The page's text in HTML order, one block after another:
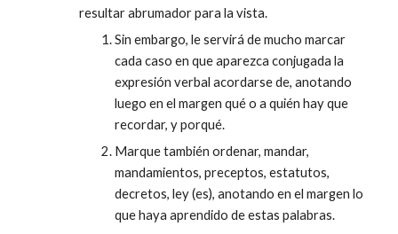
resultar abrumador para la vista.
Sin embargo, le servirá de mucho marcar
cada caso en que aparezca conjugada la
expresión verbal acordarse de, anotando
luego en el margen qué o a quién hay que
recordar, y porqué.
Marque también ordenar, mandar,
mandamientos, preceptos, estatutos,
decretos, ley (es), anotando en el margen lo
que haya aprendido de estas palabras.